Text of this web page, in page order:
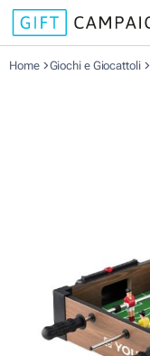
Home Giochi e Giocattoli